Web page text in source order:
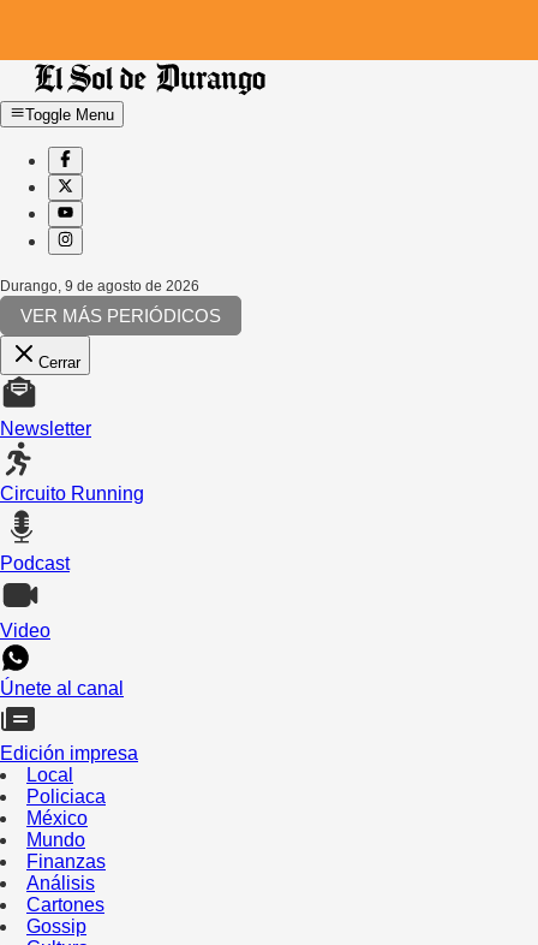
Toggle Menu
Durango 9 de agosto de 2026
VER MÁS PERIÓDICOS
Cerrar
Newsletter
Circuito Running
Podcast
Video
Únete al canal
Edición impresa
Local
Policiaca
México
Mundo
Finanzas
Análisis
Cartones
Gossip